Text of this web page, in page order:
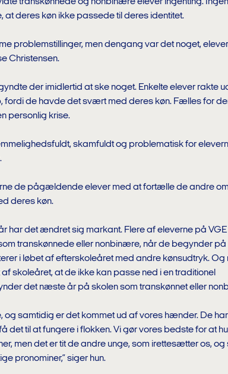
at deres køn ikke passede til deres identitet.
problemstillinger, men dengang var det noget,
Christensen.
der imidlertid at ske noget. Enkelte elever rakte
de havde det svært med deres køn. Fælles for
personlig krise.
skamfuldt og problematisk for
de pågældende elever med at fortælle de andre
deres køn.
har det ændret sig markant. Flere af eleverne på VGE
transkønnede eller nonbinære, når de begynder på
i løbet af efterskoleåret med andre kønsudtryk. Og
skoleåret, at de ikke kan passe ned i en traditionel
det næste år på skolen som transkønnet eller
og samtidig er det kommet ud af vores hænder. De
det til at fungere i flokken. Vi gør vores bedste for at
men det er tit de andre unge, som irettesætter os, og
pronominer,” siger hun.